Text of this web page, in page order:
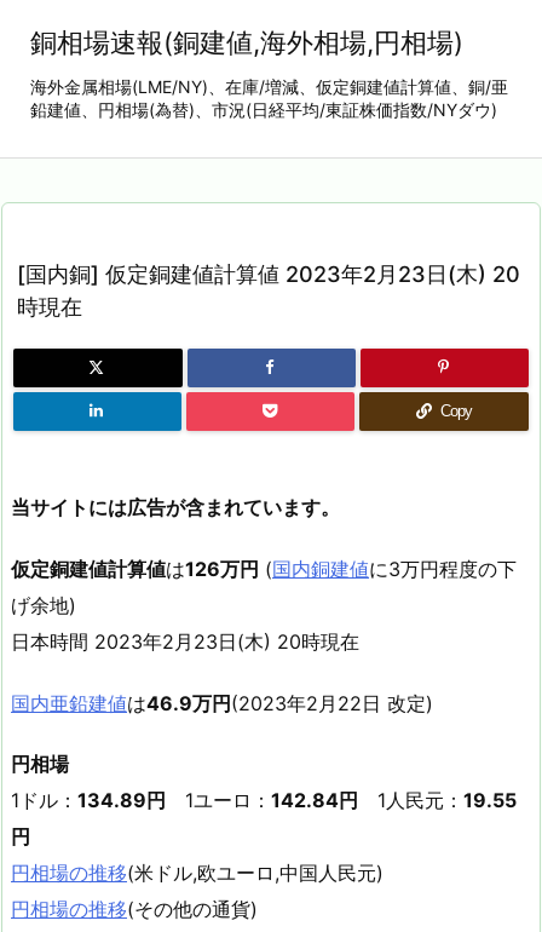
銅相場速報(銅建値,海外相場,円相場)
海外金属相場(LME/NY)、在庫/増減、仮定銅建値計算値、銅/亜
鉛建値、円相場(為替)、市況(日経平均/東証株価指数/NYダウ)
[国内銅] 仮定銅建値計算値 2023年2月23日(木) 20
時現在
Copy
当サイトには広告が含まれています。
仮定銅建値計算値は126万円 (国内銅建値に3万円程度の下
げ余地)
日本時間 2023年2月23日(木) 20時現在
国内亜鉛建値は46.9万円(2023年2月22日 改定)
円相場
1ドル： 134.89円 1ユーロ： 142.84円 1人民元： 19.55
円
円相場の推移(米ドル,欧ユーロ,中国人民元)
円相場の推移(その他の通貨)